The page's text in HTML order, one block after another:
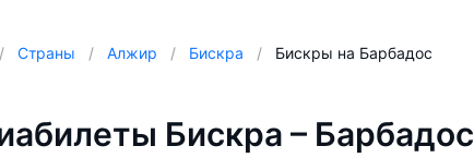
Страны Алжир Бискра Бискры на Барбадос
Бискра – Барбадос